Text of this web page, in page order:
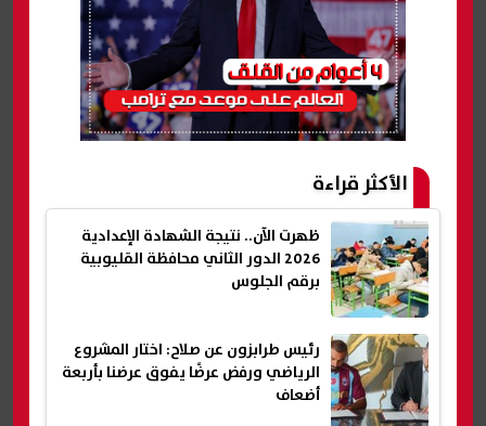
الأكثر قراءة
ظهرت الآن.. نتيجة الشهادة الإعدادية
2026 الدور الثاني محافظة القليوبية
برقم الجلوس
رئيس طرابزون عن صلاح: اختار المشروع
الرياضي ورفض عرضًا يفوق عرضنا بأربعة
أضعاف